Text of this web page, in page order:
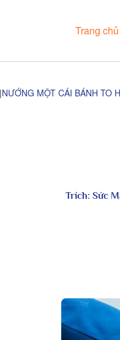
Trang chủ
NƯỚNG MỘT CÁI BÁNH TO
Trích: Sức